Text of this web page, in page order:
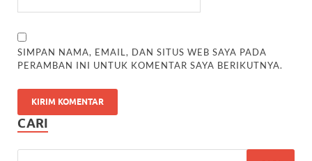
SIMPAN NAMA, EMAIL, DAN SITUS WEB SAYA PADA
PERAMBAN INI UNTUK KOMENTAR SAYA BERIKUTNYA.
CARI